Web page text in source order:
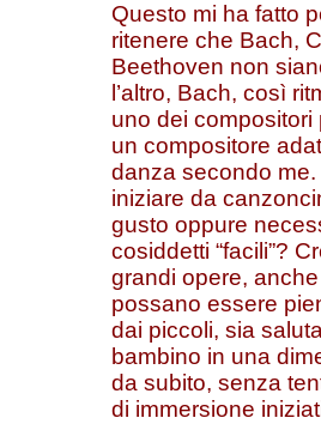
Questo mi ha fatto
ritenere che Bach,
Beethoven non
l’altro, Bach, così
uno dei compositori
un compositore
danza secondo
iniziare da
gusto oppure
cosiddetti “facili”?
grandi opere,
possano essere
dai piccoli, sia
bambino in una
da subito, senza
di immersione